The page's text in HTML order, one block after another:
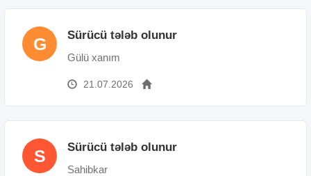
G Sürücü tələb olunur
Gülü xanım
21.07.2026
S Sürücü tələb olunur
Sahibkar